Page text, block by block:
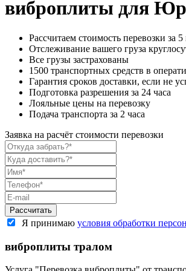
виброплиты для
Рассчитаем стоимость перевозки за
Отслеживание вашего груза
Все грузы застрахованы
1500 транспортных средств в
Гарантия сроков доставки, если не
Подготовка разрешения за 24 часа
Лояльные цены на перевозку
Подача транспорта за 2 часа
Заявка на расчёт стоимости перевозки
Я принимаю условия обработки
виброплиты тралом